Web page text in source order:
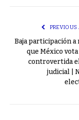
PREVIOUS
Baja participación a
que México
controvertida
judicial |